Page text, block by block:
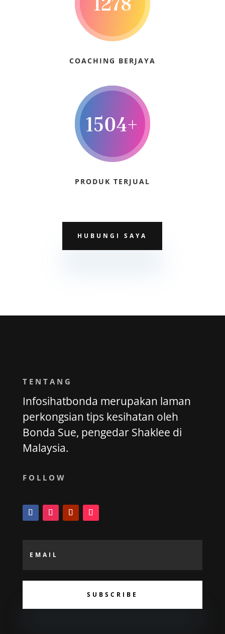
COACHING BERJAYA
1504+
PRODUK TERJUAL
HUBUNGI SAYA
TENTANG
Infosihatbonda merupakan laman
perkongsian tips kesihatan oleh
Bonda Sue, pengedar Shaklee di
Malaysia.
FOLLOW
SUBSCRIBE